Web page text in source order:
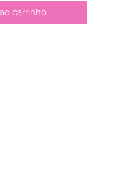
carrinho